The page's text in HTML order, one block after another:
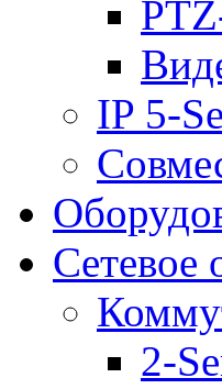
IP 5-
Сетевое
2-